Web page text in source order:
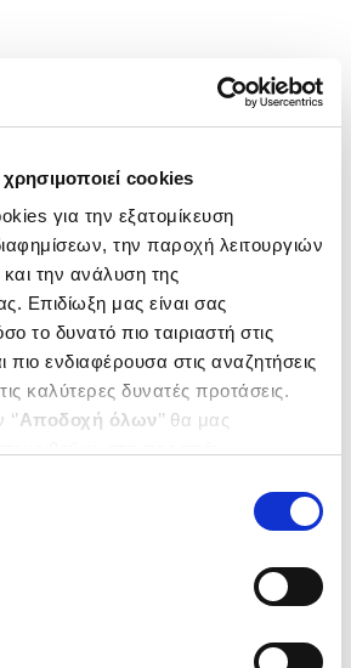
cookies
για την εξατομίκευση
την παροχή λειτουργιών
την ανάλυση της
Επιδίωξη μας είναι σας
το δυνατό πιο ταιριαστή στις
πιο ενδιαφέρουσα στις αναζητήσεις
καλύτερες δυνατές προτάσεις.
Αποδοχή όλων’’ θα μας
επιλέξετε από τα παρακάτω με την
΄΄και να ενημερωθείτε σχετικά με